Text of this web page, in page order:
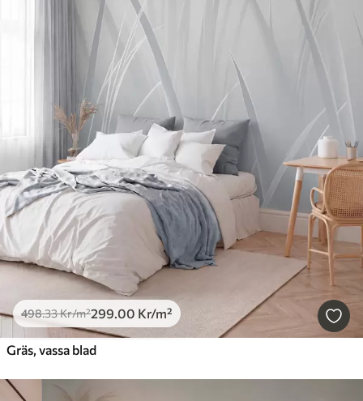
498.33Kr/m²299.00 Kr/m²
Gräs, vassa blad